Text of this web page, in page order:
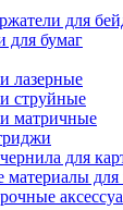
для
для бумаг
лазерные
струйные
матричные
для
материалы для